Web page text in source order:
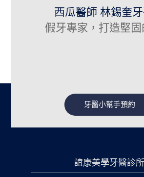
西瓜醫師 林錫奎
假牙專家，打造堅
牙醫小幫手預約
誼康美學牙醫診所